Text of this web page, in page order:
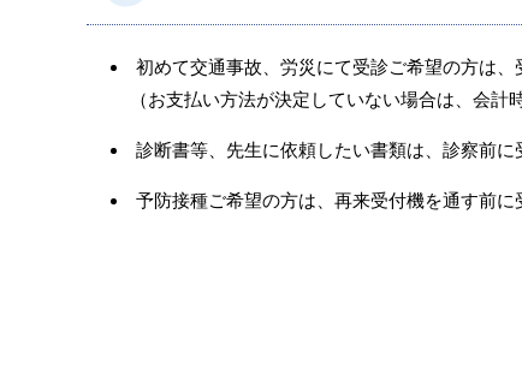
初めて交通事故、労災にて受診ご希望の方は、
（お支払い方法が決定していない場合は、会計
診断書等、先生に依頼したい書類は、診察前に
予防接種ご希望の方は、再来受付機を通す前に